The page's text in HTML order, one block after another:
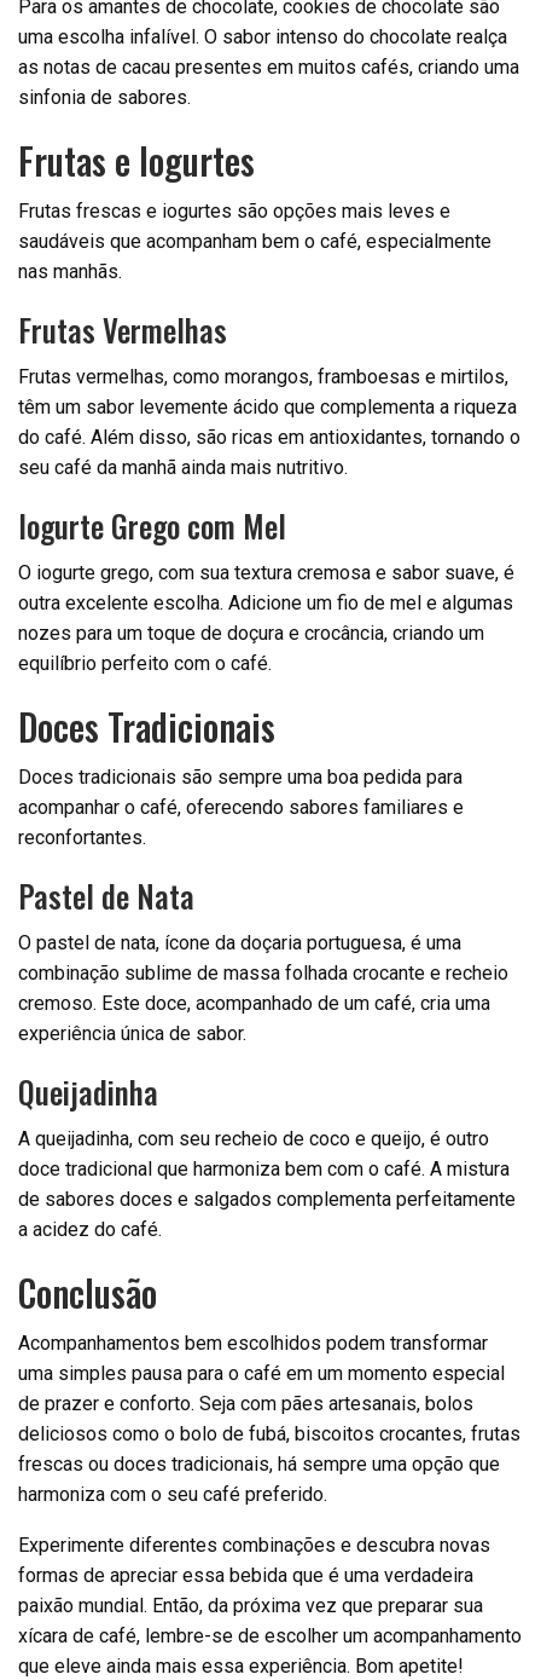
Para os amantes de chocolate, cookies de chocolate são
uma escolha infalível. O sabor intenso do chocolate realça
as notas de cacau presentes em muitos cafés, criando uma
sinfonia de sabores.
Frutas e Iogurtes
Frutas frescas e iogurtes são opções mais leves e
saudáveis que acompanham bem o café, especialmente
nas manhãs.
Frutas Vermelhas
Frutas vermelhas, como morangos, framboesas e mirtilos,
têm um sabor levemente ácido que complementa a riqueza
do café. Além disso, são ricas em antioxidantes, tornando o
seu café da manhã ainda mais nutritivo.
Iogurte Grego com Mel
O iogurte grego, com sua textura cremosa e sabor suave, é
outra excelente escolha. Adicione um fio de mel e algumas
nozes para um toque de doçura e crocância, criando um
equilíbrio perfeito com o café.
Doces Tradicionais
Doces tradicionais são sempre uma boa pedida para
acompanhar o café, oferecendo sabores familiares e
reconfortantes.
Pastel de Nata
O pastel de nata, ícone da doçaria portuguesa, é uma
combinação sublime de massa folhada crocante e recheio
cremoso. Este doce, acompanhado de um café, cria uma
experiência única de sabor.
Queijadinha
A queijadinha, com seu recheio de coco e queijo, é outro
doce tradicional que harmoniza bem com o café. A mistura
de sabores doces e salgados complementa perfeitamente
a acidez do café.
Conclusão
Acompanhamentos bem escolhidos podem transformar
uma simples pausa para o café em um momento especial
de prazer e conforto. Seja com pães artesanais, bolos
deliciosos como o bolo de fubá, biscoitos crocantes, frutas
frescas ou doces tradicionais, há sempre uma opção que
harmoniza com o seu café preferido.
Experimente diferentes combinações e descubra novas
formas de apreciar essa bebida que é uma verdadeira
paixão mundial. Então, da próxima vez que preparar sua
xícara de café, lembre-se de escolher um acompanhamento
que eleve ainda mais essa experiência. Bom apetite!